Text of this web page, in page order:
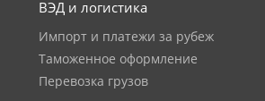
ВЭД и логистика
Импорт и платежи за рубеж
Таможенное оформление
Перевозка грузов